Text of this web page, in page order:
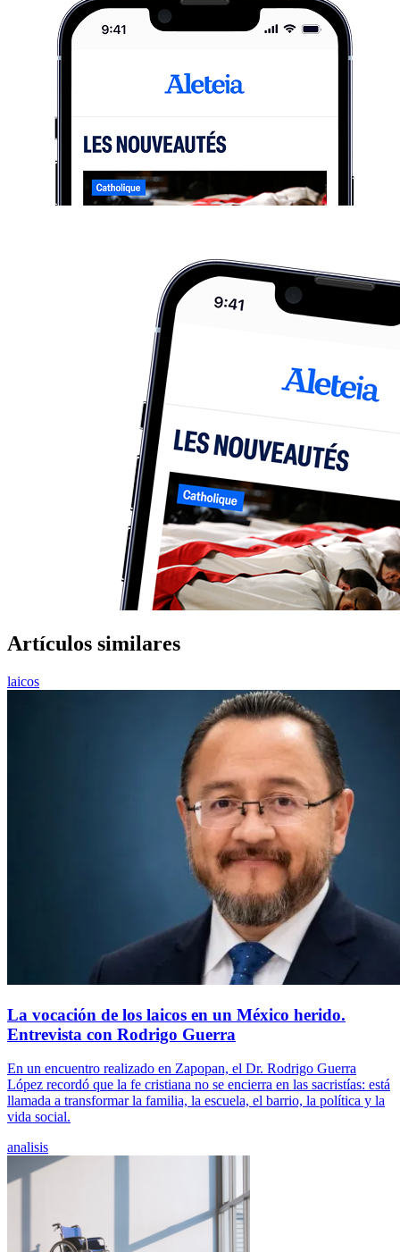
Artículos similares
laicos
La vocación de los laicos en un México herido.
Entrevista con Rodrigo Guerra
En un encuentro realizado en Zapopan, el Dr. Rodrigo Guerra
López recordó que la fe cristiana no se encierra en las sacristías: está
llamada a transformar la familia, la escuela, el barrio, la política y la
vida social.
analisis